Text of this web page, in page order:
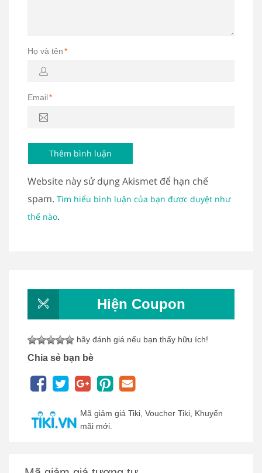
Họ và tên*
Email*
Website này sử dụng Akismet để hạn chế
spam. Tìm hiểu bình luận của bạn được duyệt như
thế nào.
Hiện Coupon
hãy đánh giá nếu bạn thấy hữu ích!
Chia sẻ bạn bè
Mã giảm giá Tiki, Voucher Tiki, Khuyến
mãi mới.